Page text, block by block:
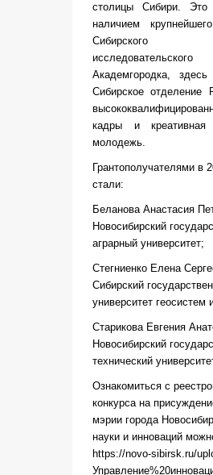
столицы Сибири. Это
наличием
Сибирского
Академгородка, здесь
Сибирское
кадры и креативная
молодежь.
Грантополучателями в
стали:
Беланова Анастасия
Новосибирский
аграрный университет;
Стегниенко Елена
Сибирский
университет геосистем
Старикова Евгения
Новосибирский
технический
Ознакомиться с
конкурса на
мэрии города
науки и инноваций
https://novo-sibirsk.ru/